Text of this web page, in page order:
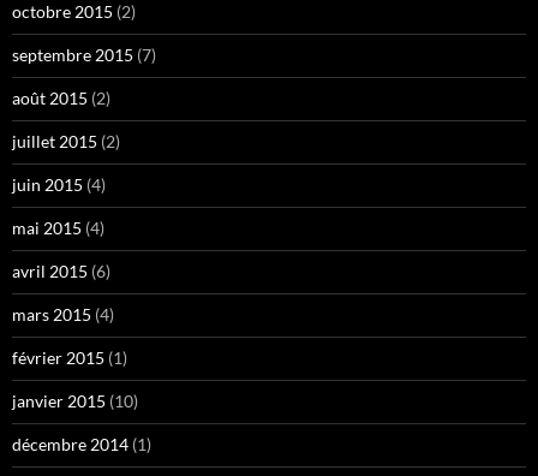
octobre 2015 (2)
septembre 2015 (7)
août 2015 (2)
juillet 2015 (2)
juin 2015 (4)
mai 2015 (4)
avril 2015 (6)
mars 2015 (4)
février 2015 (1)
janvier 2015 (10)
décembre 2014 (1)